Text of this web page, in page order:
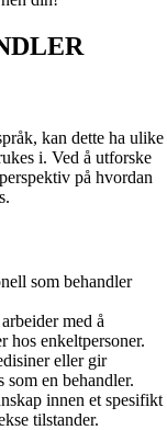
kan dette ha ulike
i. Ved å utforske
på hvordan
som behandler
med å
hos enkeltpersoner.
eller gir
som en behandler.
innen et spesifikt
tilstander.